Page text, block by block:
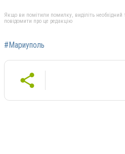
Якщо ви помітили помилку, виділіть необхідний
повідомити про це редакцію
#Мариуполь